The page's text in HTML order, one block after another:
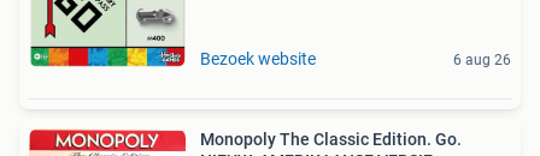
Bezoek website 6 aug 26
Monopoly The Classic Edition. Go.